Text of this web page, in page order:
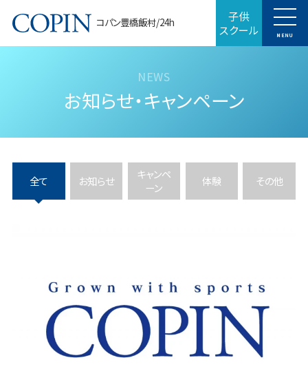
コパン豊橋飯村/24h 子供
スクール MENU
お知らせ・キャンペーン
全て お知らせ
キャンペ
ーン
体験 その他